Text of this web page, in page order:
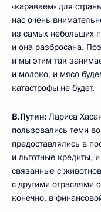
«караваем» для
нас очень
из самых небольших
и она разбросана.
и мы этим так
и молоко, и мясо
катастрофы не будет.
В.Путин: Лариса
пользовались теми
предоставлялись в
и льготные кредиты,
связанные с
с другими отраслями
конечно, в